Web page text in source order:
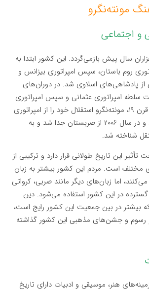
سال پیش بازمی‌گردد. این کشور ابتدا به
روم باستان، سپس امپراتوری بیزانس و
پادشاهی‌های اسلاوی شد. در دوران‌های
سلطه امپراتوری عثمانی و سپس امپراتوری
اتریش قرار گرفت. در قرن ۱۹، مونته‌نگرو استقلال خود را از امپراتوری
عثمانی به دست آورد و در سال ۲۰۰۶ از صربستان جدا شد و به
شناخته شد.
این تاریخ طولانی قرار دارد و ترکیبی از
مختلف است. مردم این کشور بیشتر به زبان
اما زبان‌های دیگر مانند صربی، کرواتی
گسترده در این کشور استفاده می‌شود. دین
بیشتر در بین جمعیت این کشور رایج است،
و رسوم و جشن‌های مذهبی این کشور گذاشته
هنر، موسیقی و ادبیات دارای تاریخ